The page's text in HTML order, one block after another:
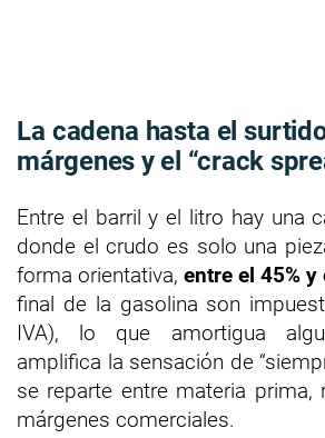
La cadena hasta el
márgenes y el “crack
Entre el barril y el litro hay una
donde el crudo es solo una
forma orientativa, entre el 45% y
final de la gasolina son
IVA), lo que amortigua
amplifica la sensación de
se reparte entre materia prima,
márgenes comerciales.